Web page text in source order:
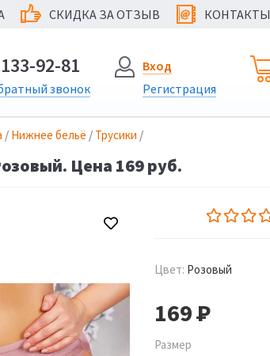
СКИДКА ЗА ОТЗЫВ @ КОНТАКТЫ
92-81
звонок
Вход
Регистрация
/ Нижнее бельё / Трусики /
Цена 169 руб.
Цвет: Розовый
169Р
Размер